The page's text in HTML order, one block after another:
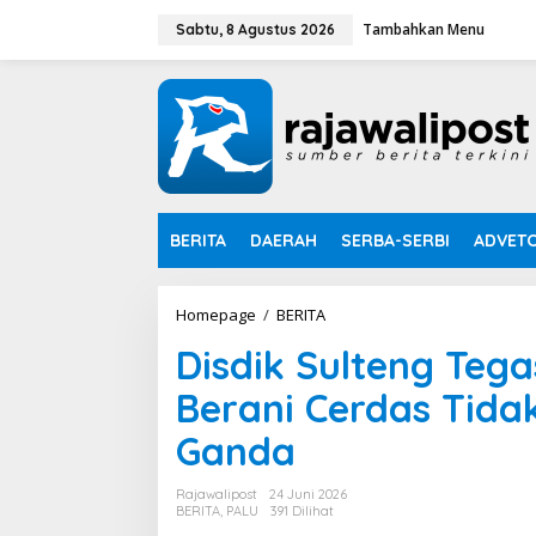
Sabtu, 8 Agustus 2026 Tambahkan Menu
BERITA DAERAH SERBA-SERBI
Homepage / BERITA
d
i
k
l
t
Disdik Sulteng
Berani Cerdas
Ganda
Rajawalipost
24 Juni 2026
BERITA, PALU 391 Dilihat